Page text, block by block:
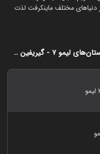
مختلف ماینکرفت لذت
تمام قسمت‌های استریم ماینکرفت: داستان‌های لیمو ۷ - گیریفین وی